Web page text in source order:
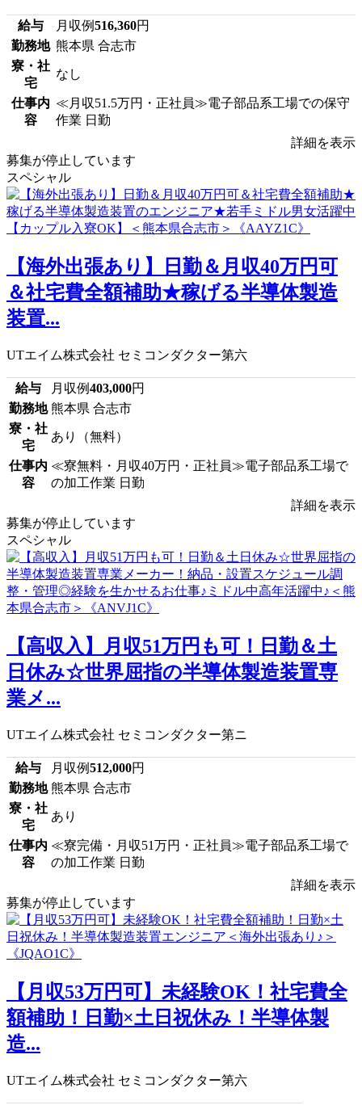
給与 月収例516,360円
勤務地 熊本県 合志市
寮・社
宅
なし
仕事内
容
≪月収51.5万円・正社員≫電子部品系工場での保守
作業 日勤
詳細を表示
募集が停止しています
スペシャル
【海外出張あり】日勤＆月収40万円可
＆社宅費全額補助★稼げる半導体製造
装置...
UTエイム株式会社 セミコンダクター第六
給与 月収例403,000円
勤務地 熊本県 合志市
寮・社
宅
あり（無料）
仕事内
容
≪寮無料・月収40万円・正社員≫電子部品系工場で
の加工作業 日勤
詳細を表示
募集が停止しています
スペシャル
【高収入】月収51万円も可！日勤＆土
日休み☆世界屈指の半導体製造装置専
業メ...
UTエイム株式会社 セミコンダクター第ニ
給与 月収例512,000円
勤務地 熊本県 合志市
寮・社
宅
あり
仕事内
容
≪寮完備・月収51万円・正社員≫電子部品系工場で
の加工作業 日勤
詳細を表示
募集が停止しています
【月収53万円可】未経験OK！社宅費全
額補助！日勤×土日祝休み！半導体製
造...
UTエイム株式会社 セミコンダクター第六